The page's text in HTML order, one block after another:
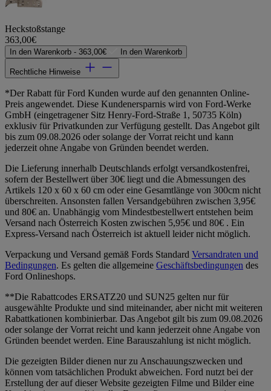
Heckstoßstange
363,00€
In den Warenkorb - 363,00€ In den Warenkorb
Rechtliche Hinweise
*Der Rabatt für Ford Kunden wurde auf den genannten Online-
Preis angewendet. Diese Kundenersparnis wird von Ford-Werke
GmbH (eingetragener Sitz Henry-Ford-Straße 1, 50735 Köln)
exklusiv für Privatkunden zur Verfügung gestellt. Das Angebot gilt
bis zum 09.08.2026 oder solange der Vorrat reicht und kann
jederzeit ohne Angabe von Gründen beendet werden.
Die Lieferung innerhalb Deutschlands erfolgt versandkostenfrei,
sofern der Bestellwert über 30€ liegt und die Abmessungen des
Artikels 120 x 60 x 60 cm oder eine Gesamtlänge von 300cm nicht
überschreiten. Ansonsten fallen Versandgebühren zwischen 3,95€
und 80€ an. Unabhängig vom Mindestbestellwert entstehen beim
Versand nach Österreich Kosten zwischen 5,95€ und 80€ . Ein
Express-Versand nach Österreich ist aktuell leider nicht möglich.
Verpackung und Versand gemäß Fords Standard Versandraten und
Bedingungen. Es gelten die allgemeine Geschäftsbedingungen des
Ford Onlineshops.
**Die Rabattcodes ERSATZ20 und SUN25 gelten nur für
ausgewählte Produkte und sind miteinander, aber nicht mit weiteren
Rabattkationen kombinierbar. Das Angebot gilt bis zum 09.08.2026
oder solange der Vorrat reicht und kann jederzeit ohne Angabe von
Gründen beendet werden. Eine Barauszahlung ist nicht möglich.
Die gezeigten Bilder dienen nur zu Anschauungszwecken und
können vom tatsächlichen Produkt abweichen. Ford nutzt bei der
Erstellung der auf dieser Website gezeigten Filme und Bilder eine